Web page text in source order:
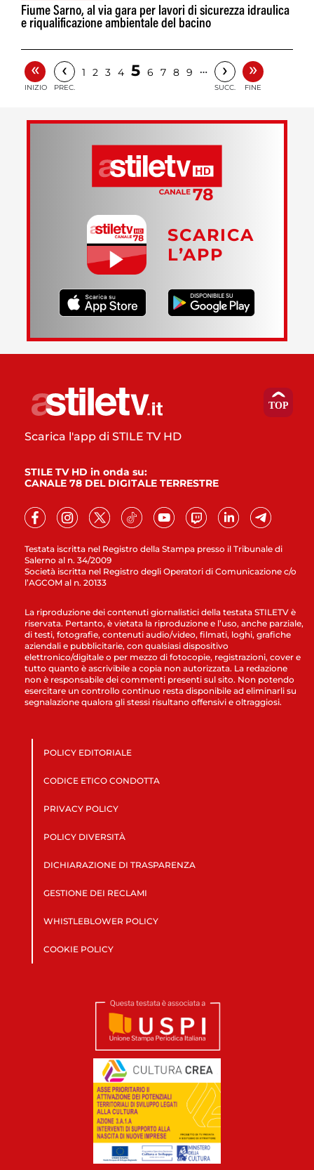
Fiume Sarno, al via gara per lavori di sicurezza idraulica
e riqualificazione ambientale del bacino
«
INIZIO
‹
PREC.
1 2 3 4 5 6 7 8 9 … ›
SUCC.
»
FINE
SCARICA
L’APP
Testata iscritta nel Registro della Stampa presso il Tribunale di
Salerno al n. 34/2009
Società iscritta nel Registro degli Operatori di Comunicazione c/o
l’AGCOM al n. 20133
Scarica l'app di STILE TV HD
STILE TV HD in onda su:
CANALE 78 DEL DIGITALE TERRESTRE
La riproduzione dei contenuti giornalistici della testata STILETV è
riservata. Pertanto, è vietata la riproduzione e l’uso, anche parziale,
di testi, fotografie, contenuti audio/video, filmati, loghi, grafiche
aziendali e pubblicitarie, con qualsiasi dispositivo
elettronico/digitale o per mezzo di fotocopie, registrazioni, cover e
tutto quanto è ascrivibile a copia non autorizzata. La redazione
non è responsabile dei commenti presenti sul sito. Non potendo
esercitare un controllo continuo resta disponibile ad eliminarli su
segnalazione qualora gli stessi risultano offensivi e oltraggiosi.
POLICY EDITORIALE
CODICE ETICO CONDOTTA
PRIVACY POLICY
POLICY DIVERSITÀ
DICHIARAZIONE DI TRASPARENZA
GESTIONE DEI RECLAMI
WHISTLEBLOWER POLICY
COOKIE POLICY